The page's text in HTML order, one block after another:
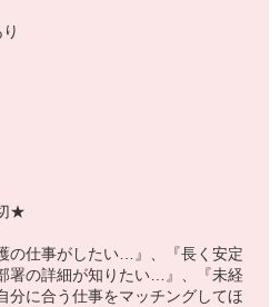
★
の仕事がしたい…』、『長く安定
署の詳細が知りたい…』、『未経
に合う仕事をマッチングしてほ